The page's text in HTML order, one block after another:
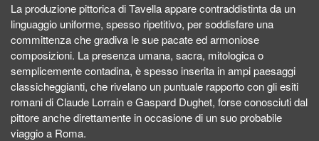
La produzione pittorica di Tavella appare contraddistinta da un
linguaggio uniforme, spesso ripetitivo, per soddisfare una
committenza che gradiva le sue pacate ed armoniose
composizioni. La presenza umana, sacra, mitologica o
semplicemente contadina, è spesso inserita in ampi paesaggi
classicheggianti, che rivelano un puntuale rapporto con gli esiti
romani di Claude Lorrain e Gaspard Dughet, forse conosciuti dal
pittore anche direttamente in occasione di un suo probabile
viaggio a Roma.